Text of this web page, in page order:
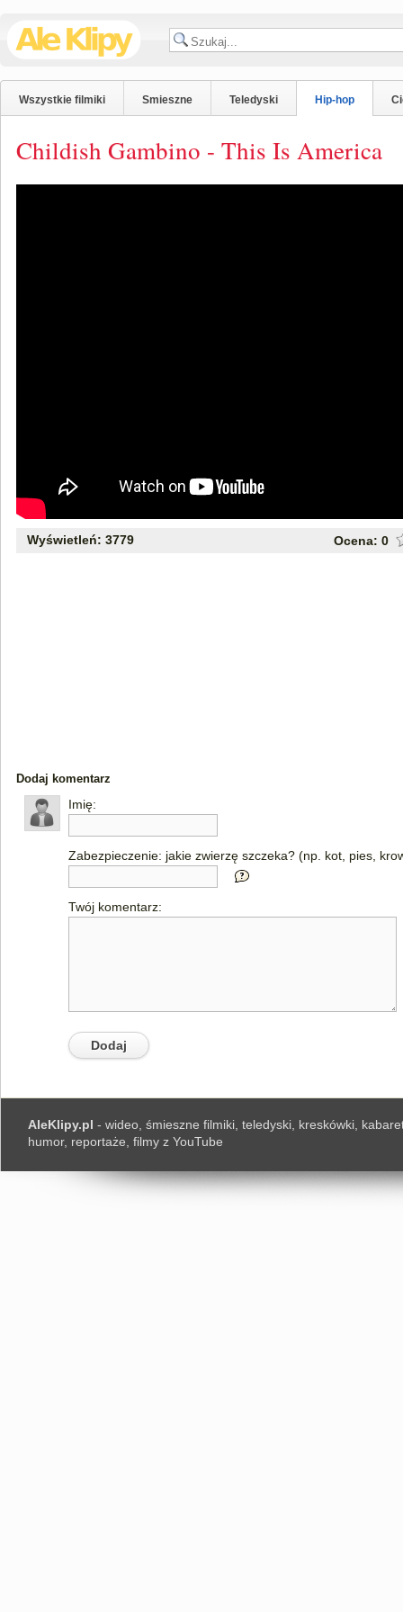
Wszystkie filmiki Smieszne Teledyski Hip-hop
Childish Gambino - This Is America
Wyświetleń: 3779 Ocena: 0
Dodaj komentarz
Imię:
Zabezpieczenie: jakie zwierzę szczeka? (np. kot, pies,
Twój komentarz:
AleKlipy.pl - wideo, śmieszne filmiki, teledyski, kreskówki,
humor, reportaże, filmy z YouTube